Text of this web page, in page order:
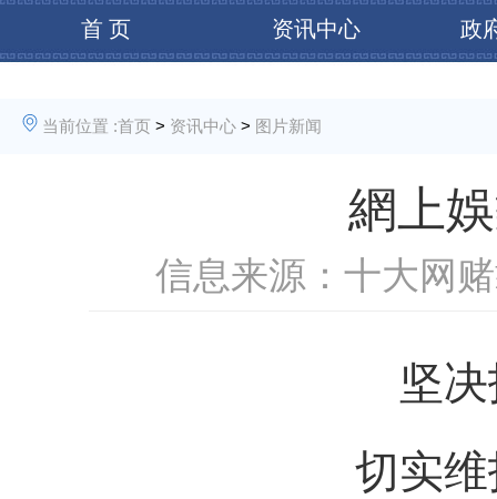
首 页 资讯中心 政
当前位置 :首页 > 资讯中心 > 图片新闻
網上
信息来源：十大网
坚
切实